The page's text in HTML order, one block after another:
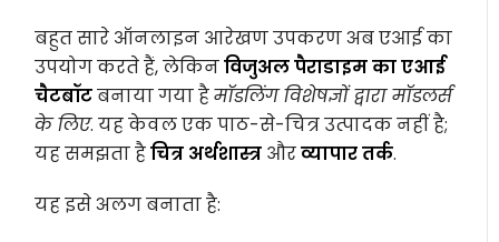
बहुत सारे ऑनलाइन आरेखण उपकरण अब एआई का
उपयोग करते हैं, लेकिनविजुअल पैराडाइम का एआई
चैटबॉटबनाया गया हैमॉडलिंग विशेषज्ञों द्वारा मॉडलर्स
के लिए. यह केवल एक पाठ-से-चित्र उत्पादक नहीं है;
यह समझता हैचित्र अर्थशास्त्र औरव्यापार तर्क.
यह इसे अलग बनाता है: